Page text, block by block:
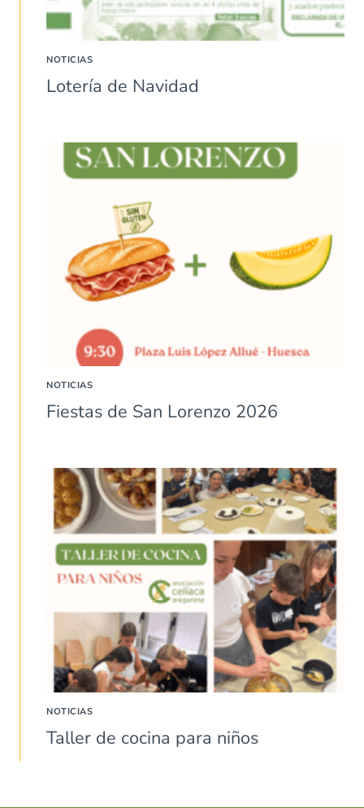
NOTICIAS
Lotería de Navidad
NOTICIAS
Fiestas de San Lorenzo 2026
NOTICIAS
Taller de cocina para niños